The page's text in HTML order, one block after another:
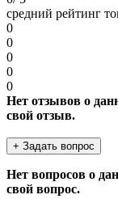
средний рейтинг
0
0
0
0
0
Нет отзывов о
свой отзыв.
+ Задать вопрос
Нет вопросов о
свой вопрос.